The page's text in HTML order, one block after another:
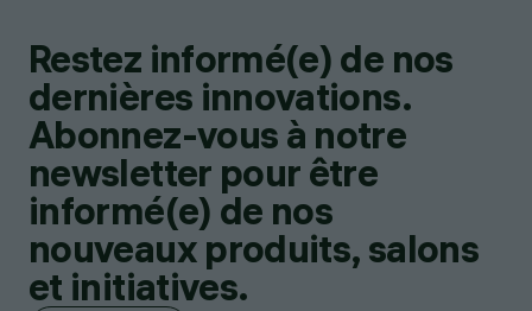
Restez informé(e) de nos
dernières innovations.
Abonnez-vous à notre
newsletter pour être
informé(e) de nos
nouveaux produits, salons
et initiatives.